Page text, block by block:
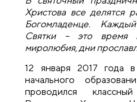
Христова все делятся
Богомладенце.
Святки – это время
миролюбия, дни
12 января 2017
начального
проводился